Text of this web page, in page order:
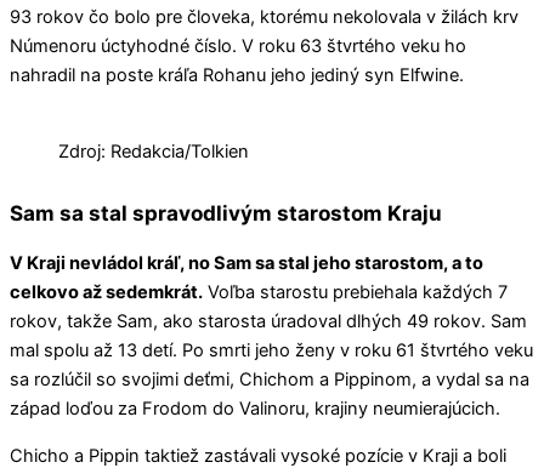
93 rokov čo bolo pre človeka, ktorému nekolovala v žilách krv
Númenoru úctyhodné číslo. V roku 63 štvrtého veku ho
nahradil na poste kráľa Rohanu jeho jediný syn Elfwine.
Zdroj: Redakcia/Tolkien
Sam sa stal spravodlivým starostom Kraju
V Kraji nevládol kráľ, no Sam sa stal jeho starostom, a to
celkovo až sedemkrát. Voľba starostu prebiehala každých 7
rokov, takže Sam, ako starosta úradoval dlhých 49 rokov. Sam
mal spolu až 13 detí. Po smrti jeho ženy v roku 61 štvrtého veku
sa rozlúčil so svojimi deťmi, Chichom a Pippinom, a vydal sa na
západ loďou za Frodom do Valinoru, krajiny neumierajúcich.
Chicho a Pippin taktiež zastávali vysoké pozície v Kraji a boli